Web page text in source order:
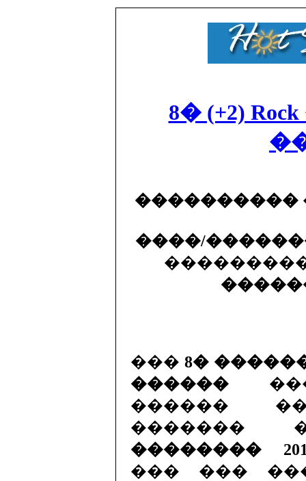
8� (+2)
����������
����/
��� 8�
������
������
�������
��������
��� ���